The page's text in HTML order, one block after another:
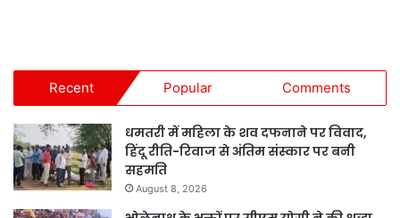
Recent Popular Comments
धमतरी में महिला के शव दफनाने पर विवाद,
हिंदू रीति-रिवाज से अंतिम संस्कार पर बनी
सहमति
August 8, 2026